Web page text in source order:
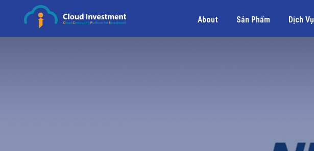
About Sản Phẩm Dịch Vụ